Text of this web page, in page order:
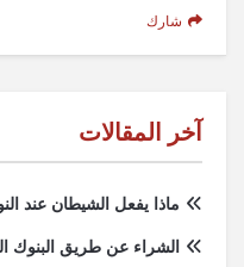
شارك
آخر المقالات
ماذا يفعل الشيطان عند
الشراء عن طريق البنوك